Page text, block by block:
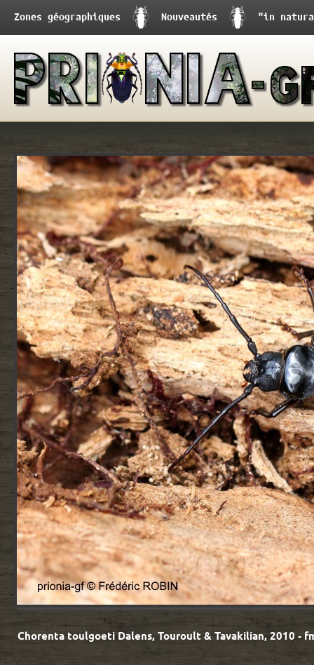
Zones géographiques Nouveautés "in
Chorenta toulgoeti Dalens, Touroult & Tavakilian, 2010 -